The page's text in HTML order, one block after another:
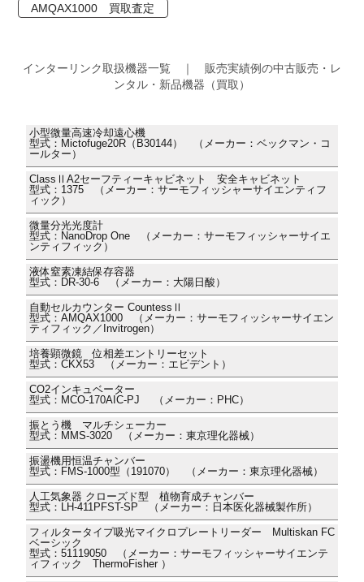
AMQAX1000 買取査定
インターリンク取扱機器一覧 ｜ 販売実績例の中古販売・レ
ンタル・新品機器（買取）
小型微量高速冷却遠心機
型式：Mictofuge20R（B30144） （メーカー：ベックマン・コ
ールター）
ClassⅡA2セーフティーキャビネット 安全キャビネット
型式：1375 （メーカー：サーモフィッシャーサイエンティフ
ィック）
微量分光光度計
型式：NanoDrop One （メーカー：サーモフィッシャーサイエ
ンティフィック）
液体窒素凍結保存容器
型式：DR-30-6 （メーカー：大陽日酸）
自動セルカウンター CountessⅡ
型式：AMQAX1000 （メーカー：サーモフィッシャーサイエン
ティフィック／Invitrogen）
培養顕微鏡 位相差エントリーセット
型式：CKX53 （メーカー：エビデント）
CO2インキュベーター
型式：MCO-170AIC-PJ （メーカー：PHC）
振とう機 マルチシェーカー
型式：MMS-3020 （メーカー：東京理化器械）
振盪機用恒温チャンバー
型式：FMS-1000型（191070） （メーカー：東京理化器械）
人工気象器 クローズド型 植物育成チャンバー
型式：LH-411PFST-SP （メーカー：日本医化器械製作所）
フィルタータイプ吸光マイクロプレートリーダー Multiskan FC
ベーシック
型式：51119050 （メーカー：サーモフィッシャーサイエンテ
ィフィック ThermoFisher ）